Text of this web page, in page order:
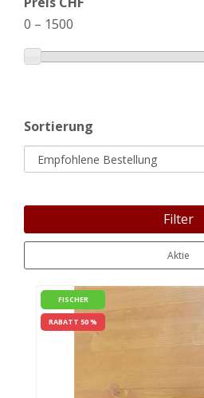
0 – 1500
Sortierung
Filter
Aktie
FISCHER
RABATT 50 %